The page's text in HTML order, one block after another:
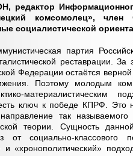
комсомолец», член
социалистической
партия
реставрации.
Федерации остаётся
Поэтому молодым
материалистическим
ключ к победе КПРФ.
направление так
теории. Сущность
от социально-
и «хронополитический»